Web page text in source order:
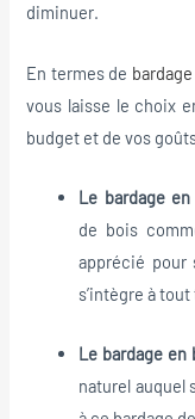
diminuer.
En termes de
vous laisse le choix
budget et de vos
Le bardage
de bois
apprécié pour
s’intègre à
Le bardage
naturel auquel